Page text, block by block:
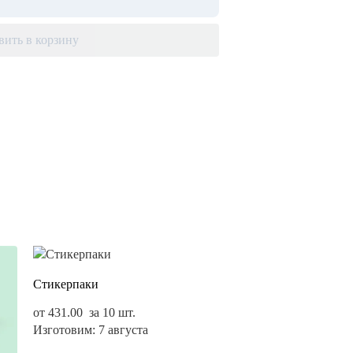
в корзину
Стикерпаки
от 431.00 за 10 шт.
Изготовим: 7 августа